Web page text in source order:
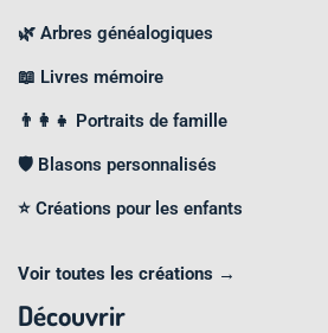
🌿 Arbres généalogiques
📖 Livres mémoire
👨‍👩‍👧 Portraits de famille
🛡️ Blasons personnalisés
⭐ Créations pour les enfants
Voir toutes les créations →
Découvrir